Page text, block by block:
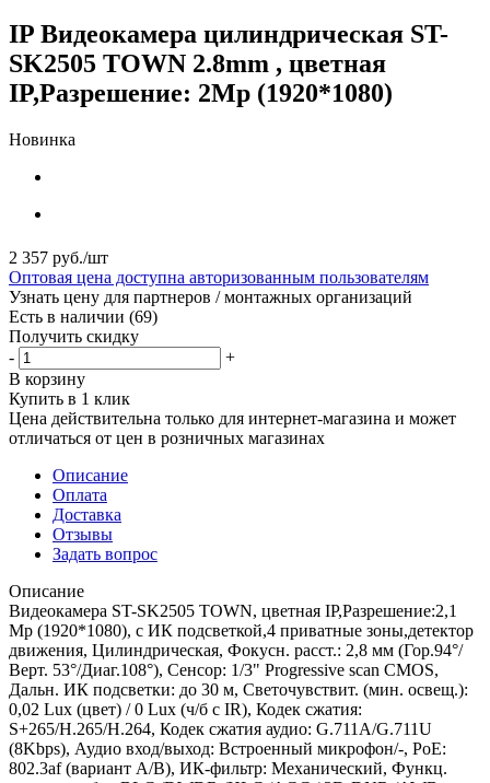
IP Видеокамера цилиндрическая ST-
SK2505 TOWN 2.8mm , цветная
IP,Разрешение: 2Mp (1920*1080)
Новинка
2 357 руб./шт
Оптовая цена доступна авторизованным пользователям
Узнать цену для партнеров / монтажных организаций
Есть в наличии (69)
Получить скидку
-
+
В корзину
Купить в 1 клик
Цена действительна только для интернет-магазина и может
отличаться от цен в розничных магазинах
Описание
Оплата
Доставка
Отзывы
Задать вопрос
Описание
Видеокамера ST-SK2505 TOWN, цветная IP,Разрешение:2,1
Mp (1920*1080), с ИК подсветкой,4 приватные зоны,детектор
движения, Цилиндрическая, Фокусн. расст.: 2,8 мм (Гор.94°/
Верт. 53°/Диаг.108°), Сенсор: 1/3" Progressive scan CMOS,
Дальн. ИК подсветки: до 30 м, Светочувствит. (мин. освещ.):
0,02 Lux (цвет) / 0 Lux (ч/б c IR), Кодек сжатия:
S+265/H.265/H.264, Кодек сжатия аудио: G.711A/G.711U
(8Kbps), Аудио вход/выход: Встроенный микрофон/-, PoE:
802.3af (вариант А/В), ИК-фильтр: Механический, Функц.